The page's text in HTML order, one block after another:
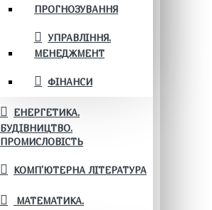
ПРОГНОЗУВАННЯ
УПРАВЛІННЯ.
МЕНЕДЖМЕНТ
ФІНАНСИ
ЕНЕРГЕТИКА.
БУДІВНИЦТВО.
ПРОМИСЛОВІСТЬ
КОМП'ЮТЕРНА ЛІТЕРАТУРА
МАТЕМАТИКА.